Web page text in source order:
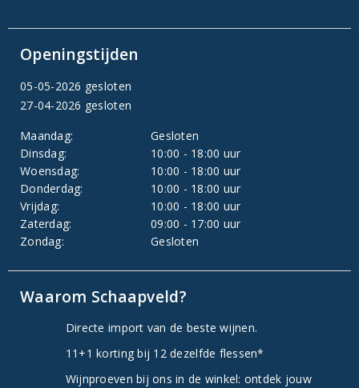
Openingstijden
05-05-2026 gesloten
27-04-2026 gesloten
Maandag:
Gesloten
Dinsdag:
10:00 - 18:00 uur
Woensdag:
10:00 - 18:00 uur
Donderdag:
10:00 - 18:00 uur
Vrijdag:
10:00 - 18:00 uur
Zaterdag:
09:00 - 17:00 uur
Zondag:
Gesloten
Waarom Schaapveld?
Directe import van de beste wijnen.
11+1 korting bij 12 dezelfde flessen*
Wijnproeven bij ons in de winkel: ontdek jouw